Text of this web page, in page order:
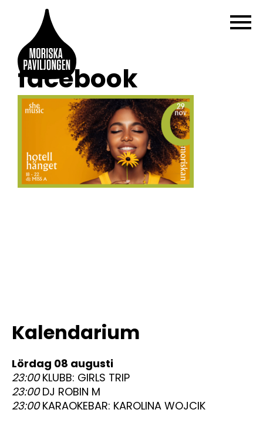
facebook
Kalendarium
lördag 08 augusti
23:00KLUBB: GIRLS TRIP
23:00DJ ROBIN M
23:00KARAOKEBAR: KAROLINA WOJCIK